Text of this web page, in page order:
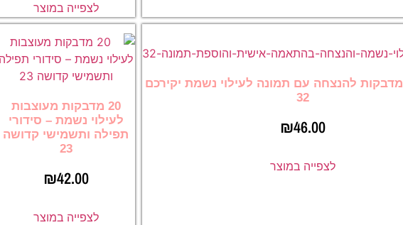
לצפייה במוצר
סט של 20 מדבקות להנצחה עם תמונה לעילוי נשמת יקירכם
32
₪46.00
לצפייה במוצר
20 מדבקות מעוצבות
לעילוי נשמת – סידורי
תפילה ותשמישי קדושה
23
₪42.00
לצפייה במוצר